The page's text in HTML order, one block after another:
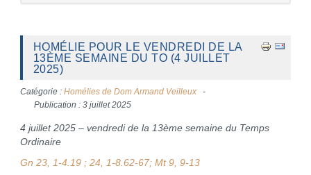
HOMÉLIE POUR LE VENDREDI DE LA
13ÈME SEMAINE DU TO (4 JUILLET
2025)
Catégorie : Homélies de Dom Armand Veilleux
Publication : 3 juillet 2025
4 juillet 2025 – vendredi de la 13ème semaine du Temps
Ordinaire
Gn 23, 1-4.19 ; 24, 1-8.62-67; Mt 9, 9-13